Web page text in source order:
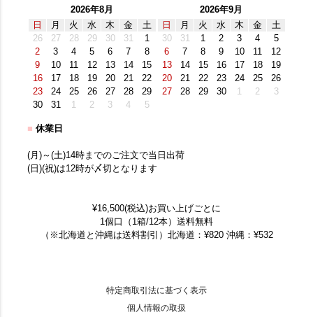
2026年8月
日
月 火 水 木 金
土
26
27 28 29 30 31
1
2
3 4 5 6 7
8
9
10 11 12 13 14
15
16
17 18 19 20 21
22
23
24 25 26 27 28
29
30
31 1 2 3 4 5
2026年9月
日
月 火 水 木 金
土
30
31 1 2 3 4
5
6
7 8 9 10 11
12
13
14 15 16 17 18
19
20
21 22 23 24 25
26
27
28 29 30 1 2 3
■ 休業日
(月)～(土)14時までのご注文で当日出荷
(日)(祝)は12時が〆切となります
¥16,500(税込)お買い上げごとに
1個口（1箱/12本）送料無料
（※北海道と沖縄は送料割引）北海道：¥820 沖縄：¥532
特定商取引法に基づく表示
個人情報の取扱